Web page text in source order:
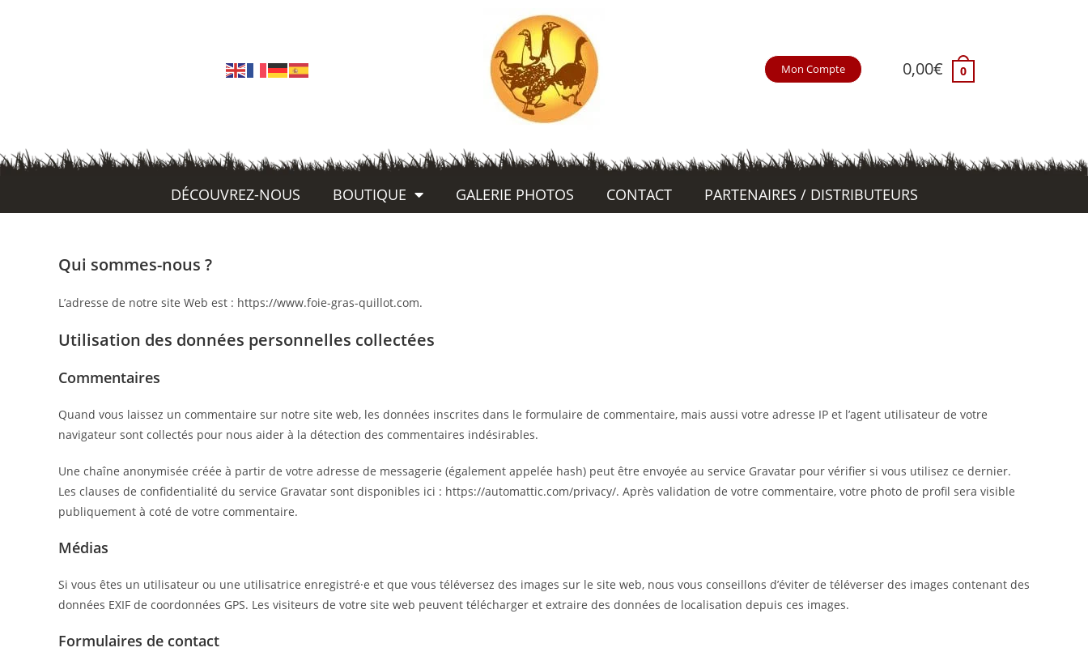
Mon Compte 0,00€ 0
DÉCOUVREZ-NOUS BOUTIQUE GALERIE PHOTOS CONTACT PARTENAIRES / DISTRIBUTEURS
Qui sommes-nous ?
L’adresse de notre site Web est : https://www.foie-gras-quillot.com.
Utilisation des données personnelles collectées
Commentaires
Quand vous laissez un commentaire sur notre site web, les données inscrites dans le formulaire de commentaire, mais aussi votre adresse IP et l’agent utilisateur de votre
navigateur sont collectés pour nous aider à la détection des commentaires indésirables.
Une chaîne anonymisée créée à partir de votre adresse de messagerie (également appelée hash) peut être envoyée au service Gravatar pour vérifier si vous utilisez ce dernier.
Les clauses de confidentialité du service Gravatar sont disponibles ici : https://automattic.com/privacy/. Après validation de votre commentaire, votre photo de profil sera visible
publiquement à coté de votre commentaire.
Médias
Si vous êtes un utilisateur ou une utilisatrice enregistré·e et que vous téléversez des images sur le site web, nous vous conseillons d’éviter de téléverser des images contenant des
données EXIF de coordonnées GPS. Les visiteurs de votre site web peuvent télécharger et extraire des données de localisation depuis ces images.
Formulaires de contact